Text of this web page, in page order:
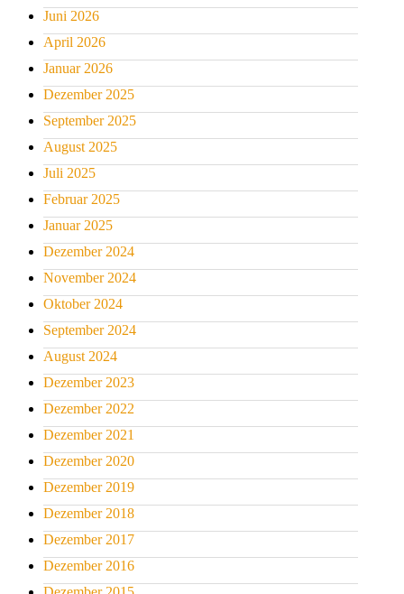
Juni 2026
April 2026
Januar 2026
Dezember 2025
September 2025
August 2025
Juli 2025
Februar 2025
Januar 2025
Dezember 2024
November 2024
Oktober 2024
September 2024
August 2024
Dezember 2023
Dezember 2022
Dezember 2021
Dezember 2020
Dezember 2019
Dezember 2018
Dezember 2017
Dezember 2016